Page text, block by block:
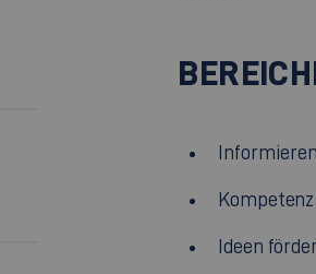
Ideen